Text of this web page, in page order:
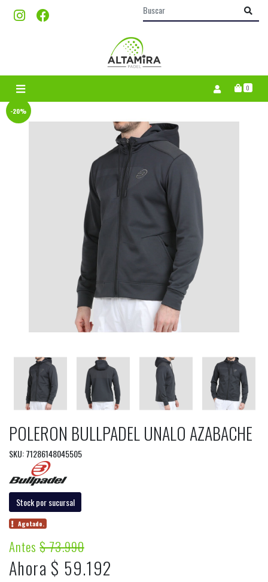
0
-20%
POLERON BULLPADEL UNALO AZABACHE
SKU: 71286148045505
Stock por sucursal
Agotado.
Antes$ 73.990
Ahora $ 59.192